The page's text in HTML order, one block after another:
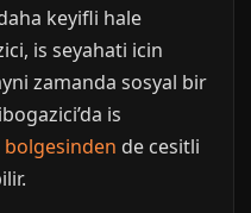
keyifli hale
is seyahati icin
zamanda sosyal bir
is
bolgesinden de cesitli